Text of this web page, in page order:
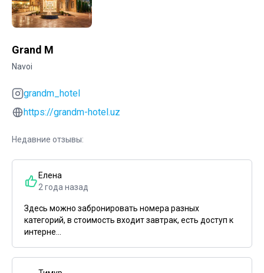
Grand M
Navoi
grandm_hotel
https://grandm-hotel.uz
Недавние отзывы:
Елена
2 года назад
Здесь можно забронировать номера разных
категорий, в стоимость входит завтрак, есть доступ к
интерне...